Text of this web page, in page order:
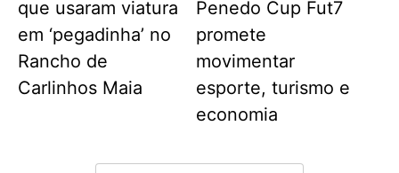
que usaram viatura
em ‘pegadinha’ no
Rancho de
Carlinhos Maia
Penedo Cup Fut7
promete
movimentar
esporte, turismo e
economia